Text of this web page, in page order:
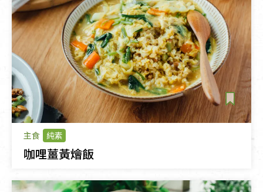
主食 純素
咖哩薑黃燴飯